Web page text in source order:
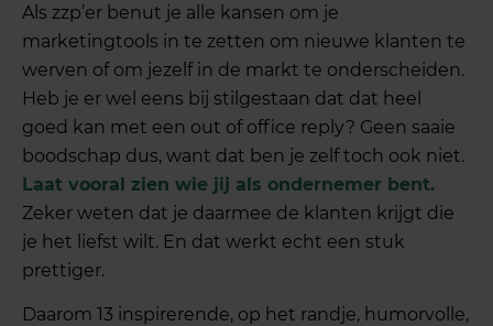
Als zzp’er benut je alle kansen om je
marketingtools in te zetten om nieuwe klanten te
werven of om jezelf in de markt te onderscheiden.
Heb je er wel eens bij stilgestaan dat dat heel
goed kan met een out of office reply? Geen saaie
boodschap dus, want dat ben je zelf toch ook niet.
Laat vooral zien wie jij als ondernemer bent.
Zeker weten dat je daarmee de klanten krijgt die
je het liefst wilt. En dat werkt echt een stuk
prettiger.
Daarom 13 inspirerende, op het randje, humorvolle,